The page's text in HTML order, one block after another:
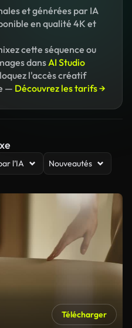
et générées par IA
en qualité 4K et
cette séquence ou
dansAI Studio
l'accès créatif
— Découvrez les tarifs →
l’IA Nouveautés
Télécharger